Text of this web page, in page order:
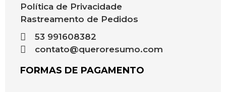
Política de Privacidade
Rastreamento de Pedidos
53 991608382
contato@queroresumo.com
FORMAS DE PAGAMENTO